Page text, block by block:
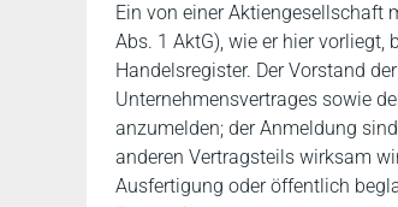
Ein von einer Aktiengesellschaft
Abs. 1 AktG), wie er hier
Handelsregister. Der Vorstand
Unternehmensvertrages sowie
anzumelden; der Anmeldung
anderen Vertragsteils wirksam
Ausfertigung oder öffentlich